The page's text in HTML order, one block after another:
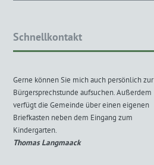
Schnellkontakt
Gerne können Sie mich auch persönlich zur
Bürgersprechstunde aufsuchen. Außerdem
verfügt die Gemeinde über einen eigenen
Briefkasten neben dem Eingang zum
Kindergarten.
Thomas Langmaack